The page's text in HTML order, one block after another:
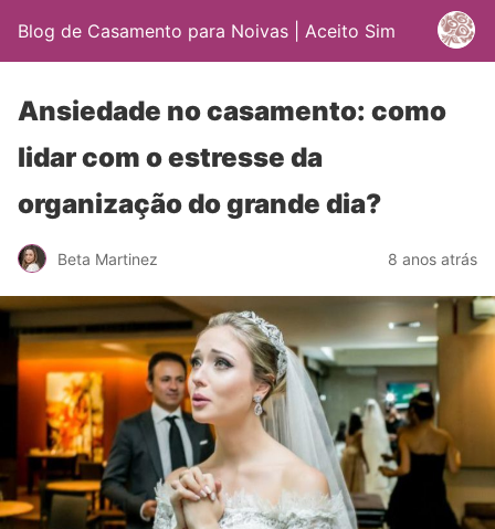
Blog de Casamento para Noivas | Aceito Sim
Ansiedade no casamento: como
lidar com o estresse da
organização do grande dia?
Beta Martinez 8 anos atrás